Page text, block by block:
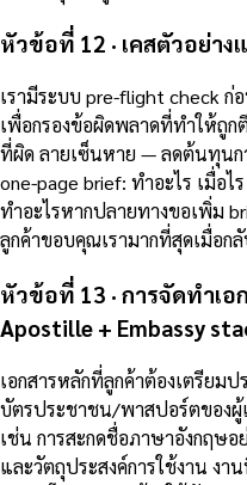
หัวข้อที่ 12 · เคสตัวอย่า
เรามีระบบ pre-flight check ก่
เพื่อกรองข้อผิดพลาดที่ทำให้ถู
ที่ผิด ลายเซ็นหาย — ลดต้นทุนก
one-page brief: ทำอะไร เมื่อไ
ทำอะไรหากปลายทางขอเพิ่ม
ลูกค้าขอบคุณเรามากที่สุดเมื่อก
หัวข้อที่ 13 · การจัดทำเ
Apostille + Embassy
เอกสารหลักที่ลูกค้าต้องเตรียม
บัตรประชาชน/พาสปอร์ตของผู้
เช่น การสะกดชื่อภาษาอังกฤษ
และวัตถุประสงค์การใช้งาน งา